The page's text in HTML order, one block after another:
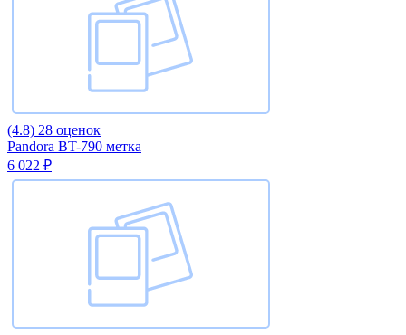
(4.8) 28 оценок
Pandora BT-790 метка
6 022 ₽